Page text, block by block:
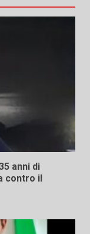
anni di
contro il